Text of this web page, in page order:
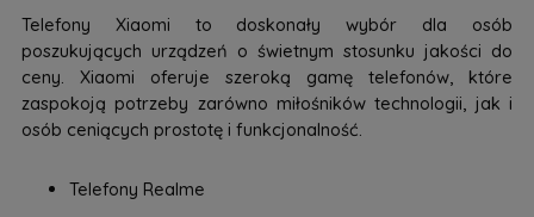
Telefony Xiaomi to doskonały wybór dla osób
poszukujących urządzeń o świetnym stosunku jakości do
ceny. Xiaomi oferuje szeroką gamę telefonów, które
zaspokoją potrzeby zarówno miłośników technologii, jak i
osób ceniących prostotę i funkcjonalność.
Telefony Realme